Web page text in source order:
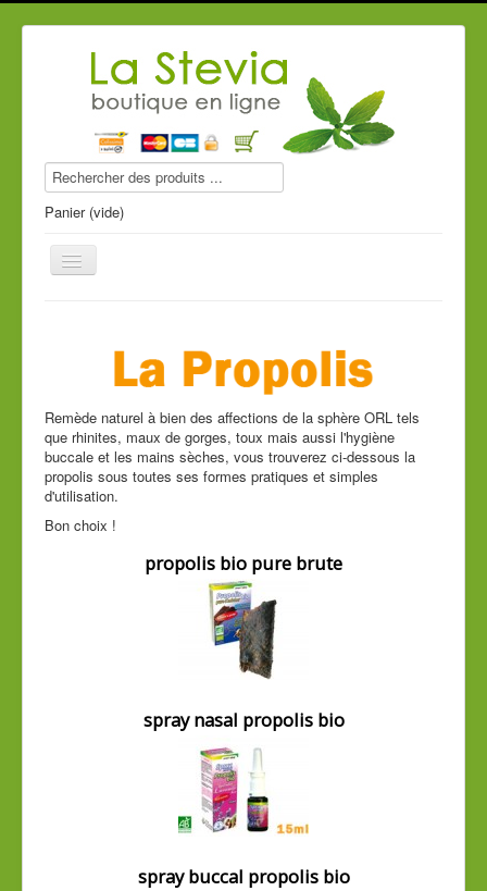
Panier (vide)
Produits stevia
Compléments alimentaires
Produits de beauté
Remède naturel à bien des affections de la sphère ORL tels
que rhinites, maux de gorges, toux mais aussi l'hygiène
buccale et les mains sèches, vous trouverez ci-dessous la
propolis sous toutes ses formes pratiques et simples
d'utilisation.
Bon choix !
propolis bio pure brute
spray nasal propolis bio
spray buccal propolis bio